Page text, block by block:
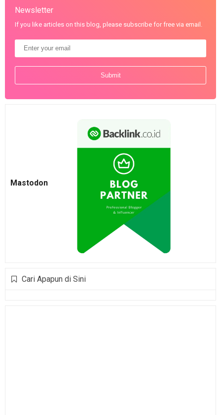
Newsletter
If you like articles on this blog, please subscribe for free via email.
Mastodon
Cari Apapun di Sini